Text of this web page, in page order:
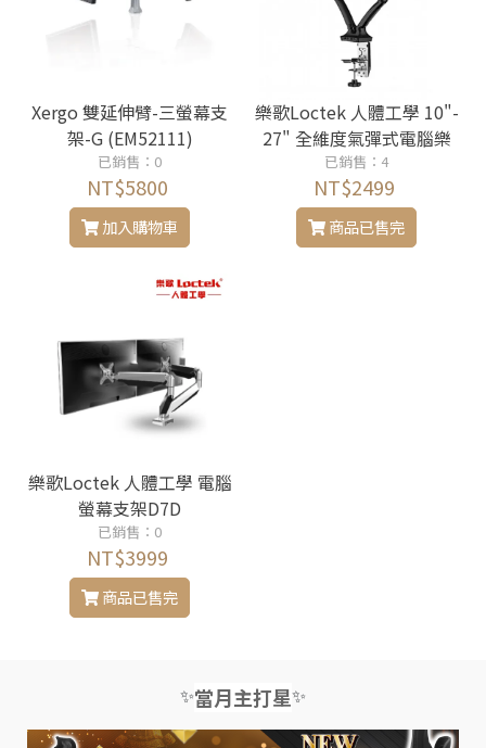
Xergo 雙延伸臂-三螢幕支
架-G (EM52111)
已銷售：0
NT$5800
加入購物車
樂歌Loctek 人體工學 10"-
27" 全維度氣彈式電腦樂
歌架 DLB502D-HM
已銷售：4
NT$2499
商品已售完
樂歌Loctek 人體工學 電腦
螢幕支架D7D
已銷售：0
NT$3999
商品已售完
✨當月主打星✨